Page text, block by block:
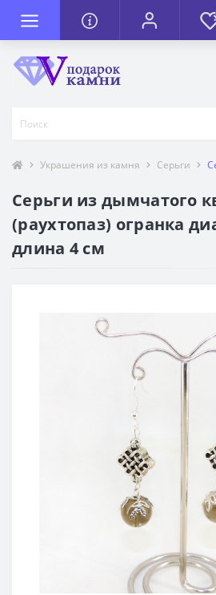
Украшения из камня Серьги
Серьги из дымчатого
(раухтопаз) огранка
длина 4 см